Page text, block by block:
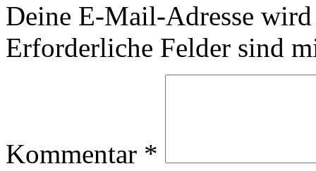
Deine E-Mail-Adresse
Erforderliche Felder sind
Kommentar *